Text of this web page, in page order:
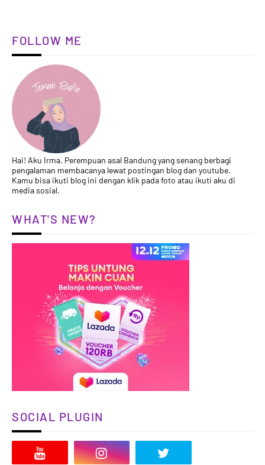
FOLLOW ME
Hai! Aku Irma. Perempuan asal Bandung yang senang berbagi
pengalaman membacanya lewat postingan blog dan youtube.
Kamu bisa ikuti blog ini dengan klik pada foto atau ikuti aku di
media sosial.
WHAT'S NEW?
SOCIAL PLUGIN